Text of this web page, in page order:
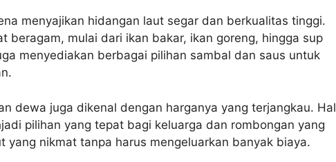
menyajikan hidangan laut segar dan berkualitas tinggi.
beragam, mulai dari ikan bakar, ikan goreng, hingga sup
menyediakan berbagai pilihan sambal dan saus untuk
dewa juga dikenal dengan harganya yang terjangkau. Hal
pilihan yang tepat bagi keluarga dan rombongan yang
yang nikmat tanpa harus mengeluarkan banyak biaya.